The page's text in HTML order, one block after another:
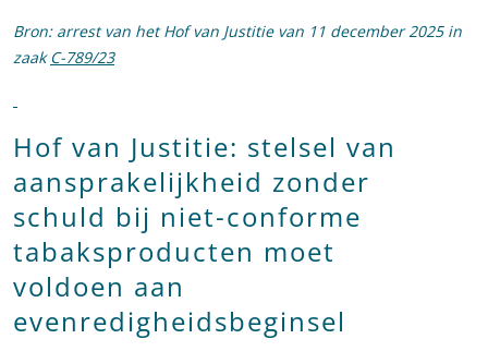
Bron: arrest van het Hof van Justitie van 11 december 2025 in
zaakC-789/23
Hof van Justitie: stelsel van
aansprakelijkheid zonder
schuld bij niet-conforme
tabaksproducten moet
voldoen aan
evenredigheidsbeginsel